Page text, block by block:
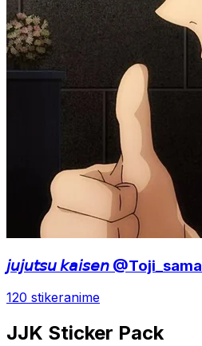
𝘫𝘶𝘫𝘶𝘵𝘴𝘶 𝘬𝘢𝘪𝘴𝘦𝘯 @Toji_sama
120 stikeranime
JJK Sticker Pack